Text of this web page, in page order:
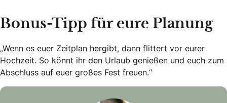
Bonus-Tipp für eure Planung
„Wenn es euer Zeitplan hergibt, dann flittert vor eurer
Hochzeit. So könnt ihr den Urlaub genießen und euch zum
Abschluss auf euer großes Fest freuen.“